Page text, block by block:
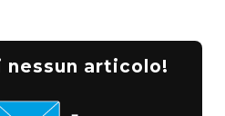
nessun articolo!